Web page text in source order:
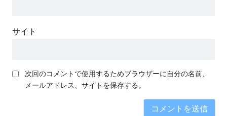
サイト
次回のコメントで使用するためブラウザーに自分の名前、
メールアドレス、サイトを保存する。